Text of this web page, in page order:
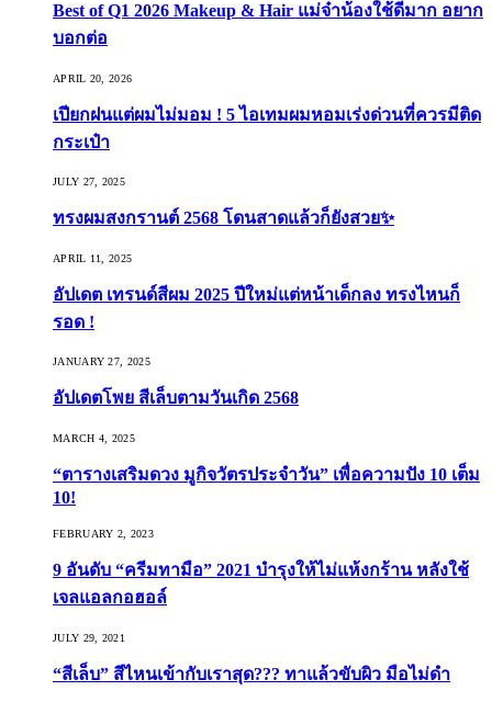
Best of Q1 2026 Makeup & Hair แม่จ๋าน้องใช้ดีมาก อยาก
บอกต่อ
APRIL 20, 2026
เปียกฝนแต่ผมไม่มอม ! 5 ไอเทมผมหอมเร่งด่วนที่ควรมีติด
กระเป๋า
JULY 27, 2025
ทรงผมสงกรานต์ 2568 โดนสาดแล้วก็ยังสวย✨
APRIL 11, 2025
อัปเดต เทรนด์สีผม 2025 ปีใหม่แต่หน้าเด็กลง ทรงไหนก็
รอด !
JANUARY 27, 2025
อัปเดตโพย สีเล็บตามวันเกิด 2568
MARCH 4, 2025
“ตารางเสริมดวง มูกิจวัตรประจำวัน” เพื่อความปัง 10 เต็ม
10!
FEBRUARY 2, 2023
9 อันดับ “ครีมทามือ” 2021 บำรุงให้ไม่แห้งกร้าน หลังใช้
เจลแอลกอฮอล์
JULY 29, 2021
“สีเล็บ” สีไหนเข้ากับเราสุด??? ทาแล้วขับผิว มือไม่ดำ